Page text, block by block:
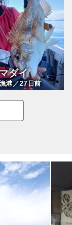
ダイ
港／27日前